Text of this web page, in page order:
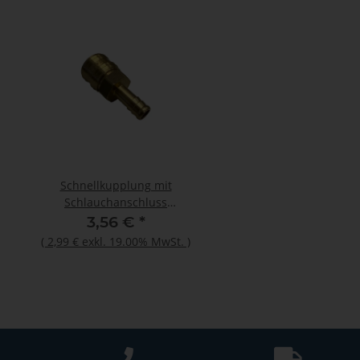
Schnellkupplung mit
Schlauchanschluss
26KATF10MPX
3,56 € *
( 2,99 € exkl. 19.00% MwSt. )